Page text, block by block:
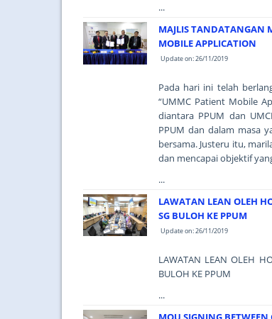
...
MAJLIS TANDATANGAN
MOBILE APPLICATION
Update on: 26/11/2019
Pada hari ini telah
“UMMC Patient Mobile
diantara PPUM dan
PPUM dan dalam masa
bersama. Justeru itu,
dan mencapai objektif
...
LAWATAN LEAN OLEH
SG BULOH KE PPUM
Update on: 26/11/2019
LAWATAN LEAN OLEH
BULOH KE PPUM
...